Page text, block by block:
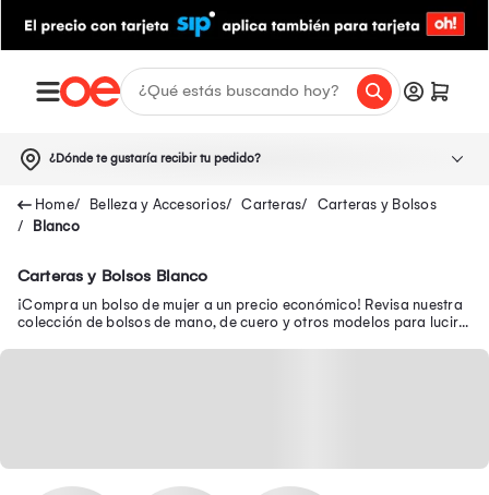
¿Dónde te gustaría recibir tu pedido?
Belleza y Accesorios Carteras
Carteras y Bolsos
Blanco
Carteras y Bolsos Blanco
¡Compra un bolso de mujer a un precio económico! Revisa nuestra
colección de bolsos de mano, de cuero y otros modelos para lucir a